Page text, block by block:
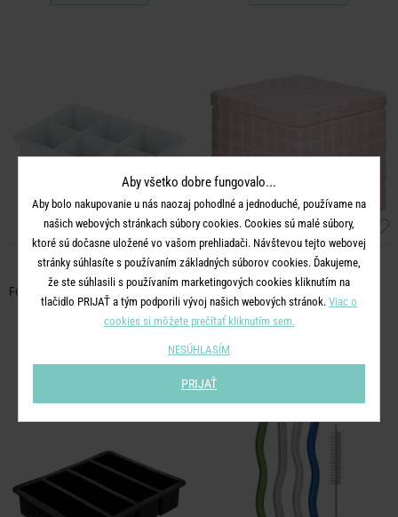
COOL DOWN
Formičky na ľad veľké kocky - sv. sivá
TILES
Aby všetko dobre fungovalo...
Aby bolo nakupovanie u nás naozaj pohodlné a jednoduché, používame na
našich webových stránkach súbory cookies. Cookies sú malé súbory,
ktoré sú dočasne uložené vo vašom prehliadači. Návštevou tejto webovej
stránky súhlasíte s používaním základných súborov cookies. Ďakujeme,
že ste súhlasili s používaním marketingových cookies kliknutím na
tlačidlo PRIJAŤ a tým podporili vývoj našich webových stránok. Viac o
cookies si môžete prečítať kliknutím sem.
NESÚHLASÍM
PRIJAŤ